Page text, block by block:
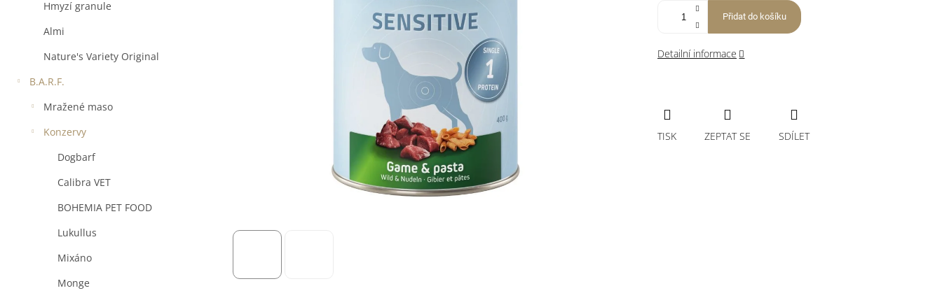
Hmyzí granule
Almi
Nature's Variety Original
B.A.R.F.
Mražené maso
Konzervy
Dogbarf
Calibra VET
BOHEMIA PET FOOD
Lukullus
Mixáno
Monge
Přidat do košíku
Detailní informace
TISK ZEPTAT SE SDÍLET